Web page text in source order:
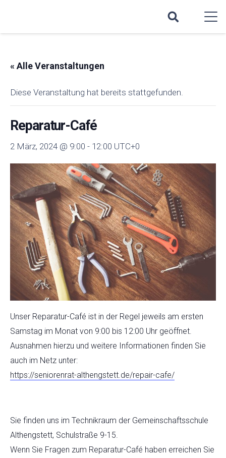
« Alle Veranstaltungen
Diese Veranstaltung hat bereits stattgefunden.
Reparatur-Café
2 März, 2024 @ 9:00 - 12:00 UTC+0
Unser Reparatur-Café ist in der Regel jeweils am ersten
Samstag im Monat von 9:00 bis 12:00 Uhr geöffnet.
Ausnahmen hierzu und weitere Informationen finden Sie
auch im Netz unter:
https://seniorenrat-althengstett.de/repair-cafe/
Sie finden uns im Technikraum der Gemeinschaftsschule
Althengstett, Schulstraße 9-15.
Wenn Sie Fragen zum Reparatur-Café haben erreichen Sie